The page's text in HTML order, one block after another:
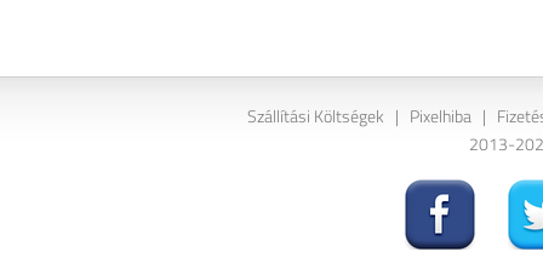
Szállítási Költségek | Pixelhiba |
2013-